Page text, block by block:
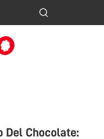
Del Chocolate: